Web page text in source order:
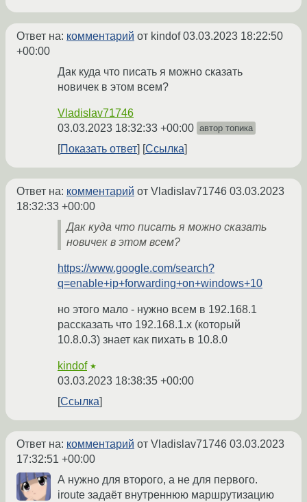
Ответ на: комментарий от kindof03.03.2023 18:22:50
+00:00
Дак куда что писать я можно сказать
новичек в этом всем?
Vladislav71746
03.03.2023 18:32:33 +00:00 автор топика
Показать ответ Ссылка
Ответ на: комментарий от Vladislav71746 03.03.2023
18:32:33 +00:00
Дак куда что писать я можно сказать
новичек в этом всем?
https://www.google.com/search?
q=enable+ip+forwarding+on+windows+10
но этого мало - нужно всем в 192.168.1
рассказать что 192.168.1.х (который
10.8.0.3) знает как пихать в 10.8.0
kindof ★
03.03.2023 18:38:35 +00:00
Ссылка
Ответ на: комментарий от Vladislav71746 03.03.2023
17:32:51 +00:00
А нужно для второго, а не для первого.
iroute задаёт внутреннюю маршрутизацию